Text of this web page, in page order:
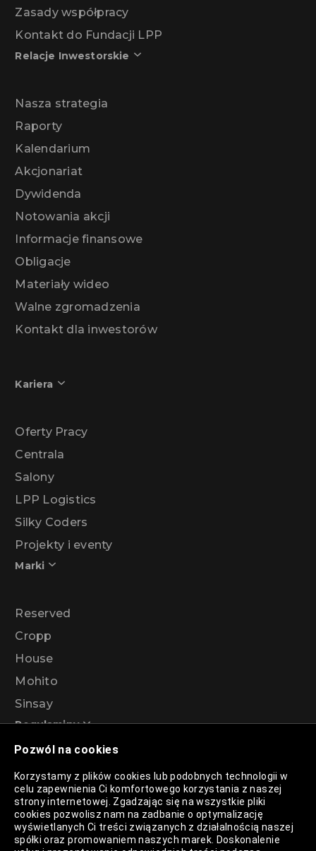
Pozwól na cookies
Korzystamy z plików cookies lub podobnych technologii w
celu zapewnienia Ci komfortowego korzystania z naszej
strony internetowej. Zgadzając się na wszystkie pliki
cookies pozwolisz nam na zadbanie o optymalizację
wyświetlanych Ci treści związanych z działalnością naszej
spółki oraz promowaniem naszych marek. Doskonalenie
Zasady współpracy
Kontakt do Fundacji LPP
Relacje Inwestorskie
Nasza strategia
Raporty
Kalendarium
Akcjonariat
Dywidenda
Notowania akcji
Informacje finansowe
Obligacje
Materiały wideo
Walne zgromadzenia
Kontakt dla inwestorów
Kariera
Oferty Pracy
Centrala
Salony
LPP Logistics
Silky Coders
Projekty i eventy
Marki
Reserved
Cropp
House
Mohito
Sinsay
Regulaminy
Regulamin akcji promocyjnej – Program
rabatowy 99%
Polityka Prywatności